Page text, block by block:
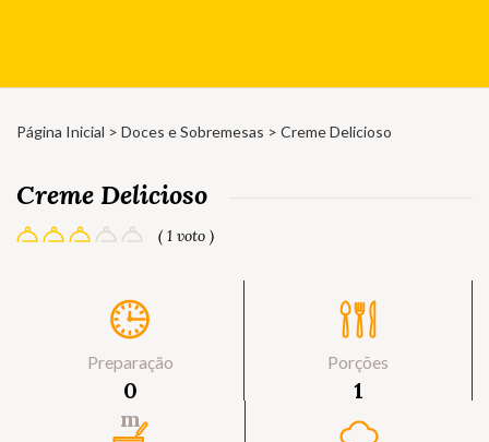
Página Inicial > Doces e Sobremesas > Creme Delicioso
Creme Delicioso
( 1 voto )
Preparação
0
m
Porções
1